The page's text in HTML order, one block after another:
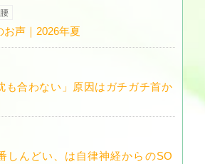
お声｜2026年夏
も合わない」原因はガチガチ首か
しんどい、は自律神経からのSO